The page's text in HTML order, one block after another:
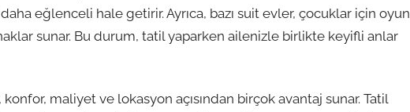
eğlenceli hale getirir. Ayrıca, bazı suit evler, çocuklar için oyun
sunar. Bu durum, tatil yaparken ailenizle birlikte keyifli anlar
maliyet ve lokasyon açısından birçok avantaj sunar. Tatil